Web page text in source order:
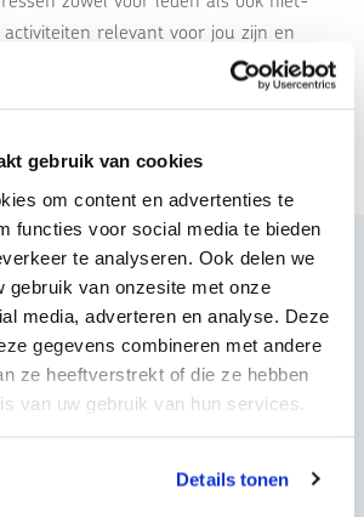
gebruik van cookies
om content en advertenties te
functies voor social media te bieden
te analyseren. Ook delen we
gebruik van onzesite met onze
media, adverteren en analyse. Deze
gegevens combineren met andere
ze heeftverstrekt of die ze hebben
van uw gebruik van hun services.
Details tonen
relevant voor jou zijn en
cognitieve
volwassenen,